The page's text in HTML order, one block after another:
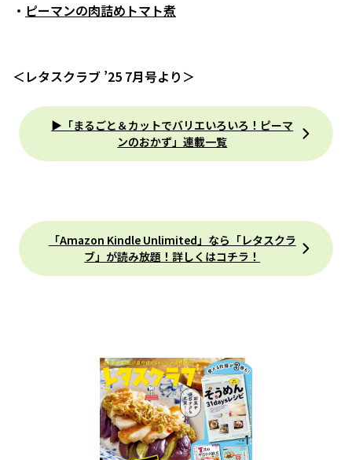
・ ピーマンの肉詰めトマト煮
＜レタスクラブ ’25 7月号より＞
▶「まるごと＆カットでバリエいろいろ！ピーマ
ンのおかず」連載一覧
「Amazon Kindle Unlimited」なら「レタスクラ
ブ」が読み放題！詳しくはコチラ！